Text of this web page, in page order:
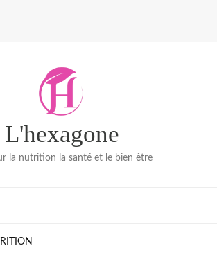
L'hexagone
la nutrition la santé et le bien être